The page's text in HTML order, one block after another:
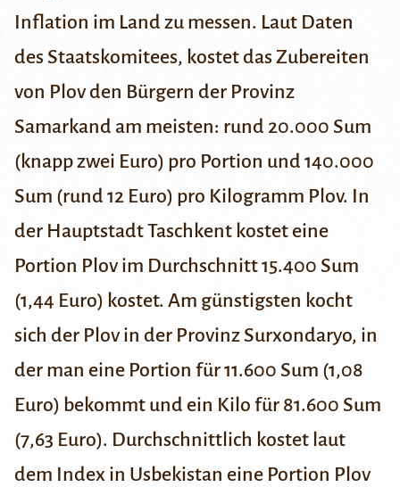
Inflation im Land zu messen. Laut Daten
des Staatskomitees, kostet das Zubereiten
von Plov den Bürgern der Provinz
Samarkand am meisten: rund 20.000 Sum
(knapp zwei Euro) pro Portion und 140.000
Sum (rund 12 Euro) pro Kilogramm Plov. In
der Hauptstadt Taschkent kostet eine
Portion Plov im Durchschnitt 15.400 Sum
(1,44 Euro) kostet. Am günstigsten kocht
sich der Plov in der Provinz Surxondaryo, in
der man eine Portion für 11.600 Sum (1,08
Euro) bekommt und ein Kilo für 81.600 Sum
(7,63 Euro). Durchschnittlich kostet laut
dem Index in Usbekistan eine Portion Plov